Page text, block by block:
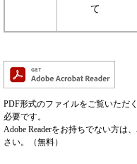
て
PDF形式のファイルをご覧いただ
必要です。
Adobe Readerをお持ちでない方は
さい。（無料）